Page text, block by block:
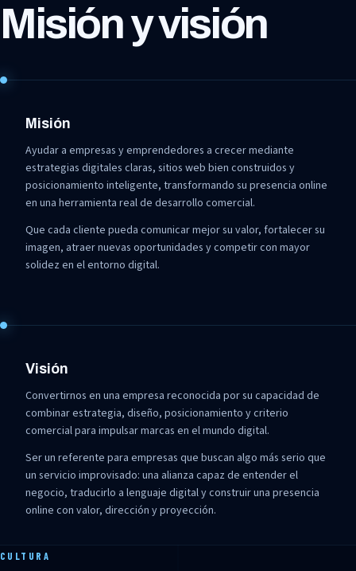
Misión y visión
Misión
Ayudar a empresas y emprendedores a crecer mediante
estrategias digitales claras, sitios web bien construidos y
posicionamiento inteligente, transformando su presencia online
en una herramienta real de desarrollo comercial.
Que cada cliente pueda comunicar mejor su valor, fortalecer su
imagen, atraer nuevas oportunidades y competir con mayor
solidez en el entorno digital.
Visión
Convertirnos en una empresa reconocida por su capacidad de
combinar estrategia, diseño, posicionamiento y criterio
comercial para impulsar marcas en el mundo digital.
Ser un referente para empresas que buscan algo más serio que
un servicio improvisado: una alianza capaz de entender el
negocio, traducirlo a lenguaje digital y construir una presencia
online con valor, dirección y proyección.
CULTURA